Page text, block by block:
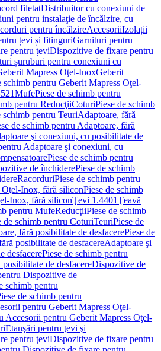
filetatDistribuitor cu conexiuni de
pentru instalaţie de încălzire, cu
pentru încălzireAccesoriiIzolații
țevi și fitinguriGarnituri pentru
pentru țeviDispozitive de fixare pentru
șuruburi pentru conexiuni cu
Mapress Oţel-InoxGeberit
schimb pentru Geberit Mapress Oţel-
MufePiese de schimb pentru
pentru ReducţiiCoturiPiese de schimb
schimb pentru TeuriAdaptoare, fără
de schimb pentru Adaptoare, fără
şi conexiuni, cu posibilitate de
Adaptoare şi conexiuni, cu
Piese de schimb pentru
de închiderePiese de schimb
RacorduriPiese de schimb pentru
Inox, fără siliconPiese de schimb
Inox, fără siliconŢevi 1.4401Ţeavă
pentru MufeReducţiiPiese de schimb
de schimb pentru CoturiTeuriPiese de
fără posibilitate de desfacerePiese de
posibilitate de desfacereAdaptoare şi
desfacerePiese de schimb pentru
de desfacereDispozitive de
Dispozitive de
schimb pentru
de schimb pentru
pentru Geberit Mapress Oţel-
Accesorii pentru Geberit Mapress Oţel-
Etanşări pentru ţevi şi
pentru ţeviDispozitive de fixare pentru